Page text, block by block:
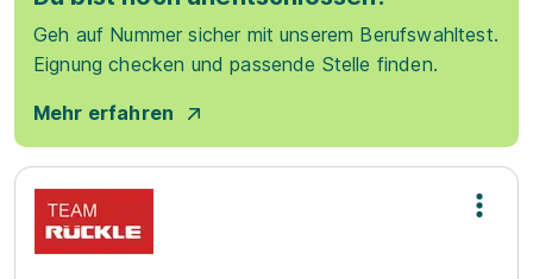
Geh auf Nummer sicher mit unserem Berufswahltest.
Eignung checken und passende Stelle finden.
Mehr erfahren